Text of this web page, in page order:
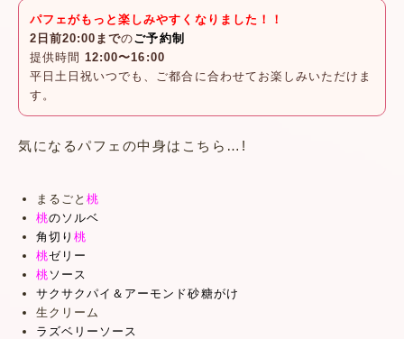
パフェがもっと楽しみやすくなりました！！
2日前20:00までのご予約制
提供時間12:00〜16:00
平日土日祝いつでも、ご都合に合わせてお楽しみいただけま
す。
気になるパフェの中身はこちら…!
まるごと桃
桃のソルベ
角切り桃
桃ゼリー
桃 ソース
サクサクパイ＆アーモンド砂糖がけ
生クリーム
ラズベリーソース